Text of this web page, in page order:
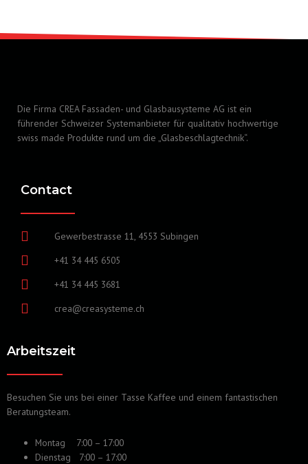
Die Firma CREA Fassaden- und Glasbausysteme AG ist ein
führender Schweizer Systemanbieter für qualitativ hochwertige
swiss made Produkte rund um die „Glasbeschlagtechnik“.
Contact
Gewerbestrasse 11, 4553 Subingen
+41 34 445 6505
+41 34 445 3681
crea@creasysteme.ch
Arbeitszeit
Besuchen Sie uns bei einer Tasse Kaffee und einem fantastischen
Beratungsteam.
Montag 7:00 – 17:00
Dienstag 7:00 – 17:00